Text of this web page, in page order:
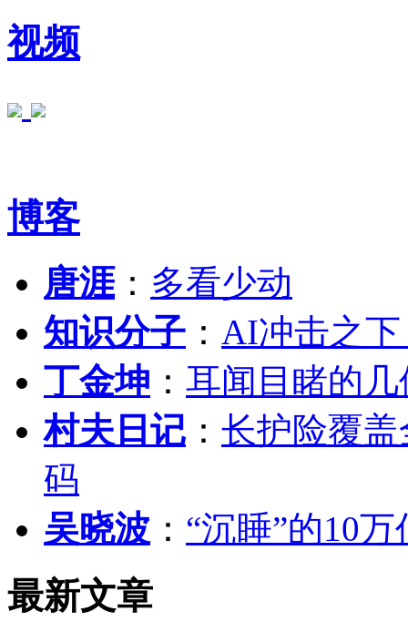
视频
博客
唐涯： 多看少动
知识分子 ： AI冲击之
丁金坤 ： 耳闻目睹的
村夫日记 ： 长护险覆
码
吴晓波 ： “沉睡”的10
最新文章